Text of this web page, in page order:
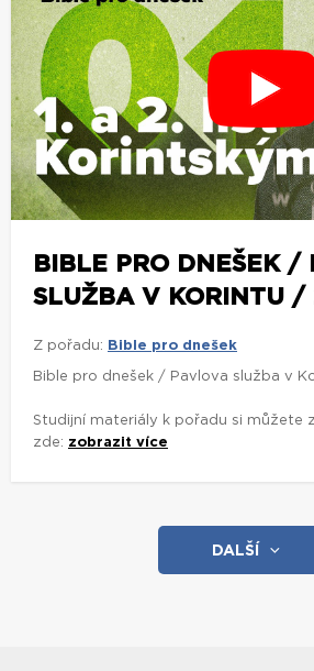
BIBLE PRO DNEŠEK /
SLUŽBA V KORINTU /
Z pořadu: Bible pro dnešek
Bible pro dnešek / Pavlova služba v
Studijní materiály k pořadu si můžete
zde: zobrazit více
DALŠÍ